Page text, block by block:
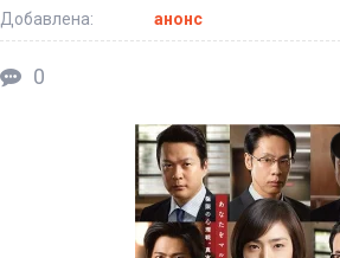
Добавлена: анонс
0